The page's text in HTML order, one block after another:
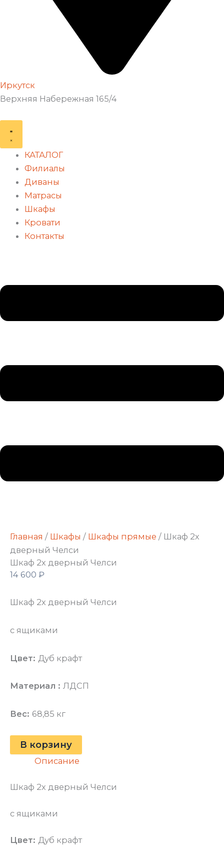
Иркутск
Верхняя Набережная 165/4
КАТАЛОГ
Филиалы
Диваны
Матрасы
Шкафы
Кровати
Контакты
Главная / Шкафы / Шкафы прямые / Шкаф 2х
дверный Челси
Шкаф 2х дверный Челси
14 600 ₽
Шкаф 2х дверный Челси
с ящиками
Цвет: Дуб крафт
Материал : ЛДСП
Вес: 68,85 кг
В корзину
Описание
Шкаф 2х дверный Челси
с ящиками
Цвет: Дуб крафт